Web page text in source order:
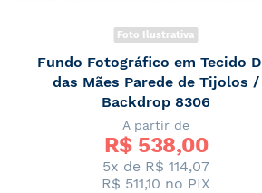
Foto Ilustrativa
Fundo Fotográfico em Tecido
das Mães Parede de Tijolos /
Backdrop 8306
A partir de
R$ 538,00
5x de R$ 114,07
R$ 511,10 no PIX